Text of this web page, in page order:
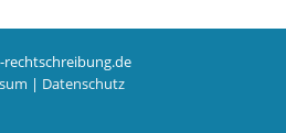
| Datenschutz